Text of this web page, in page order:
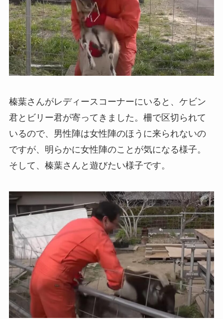
榛葉さんがレディースコーナーにいると、ケビン
君とビリー君が寄ってきました。柵で区切られて
いるので、男性陣は女性陣のほうに来られないの
ですが、明らかに女性陣のことが気になる様子。
そして、榛葉さんと遊びたい様子です。